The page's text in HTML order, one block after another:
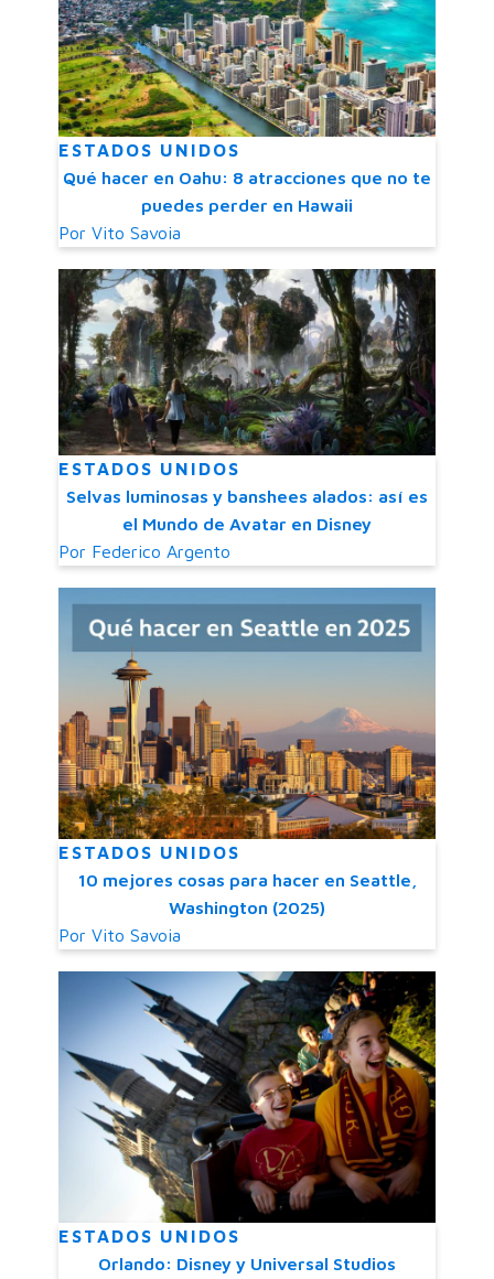
ESTADOS UNIDOS
Qué hacer en Oahu: 8 atracciones que no te
puedes perder en Hawaii
Por Vito Savoia
ESTADOS UNIDOS
Selvas luminosas y banshees alados: así es
el Mundo de Avatar en Disney
Por Federico Argento
ESTADOS UNIDOS
10 mejores cosas para hacer en Seattle,
Washington (2025)
Por Vito Savoia
ESTADOS UNIDOS
Orlando: Disney y Universal Studios